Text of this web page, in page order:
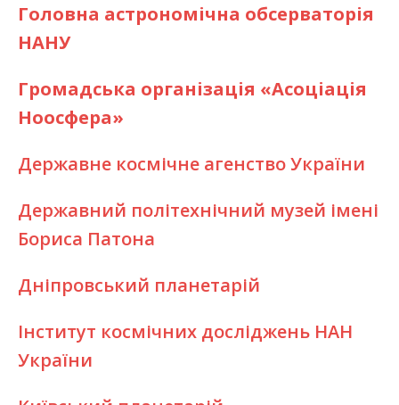
Головна астрономічна обсерваторія
НАНУ
Громадська організація «Асоціація
Ноосфера»
Державне космічне агенство України
Державний політехнічний музей імені
Бориса Патона
Дніпровський планетарій
Інститут космічних досліджень НАН
України